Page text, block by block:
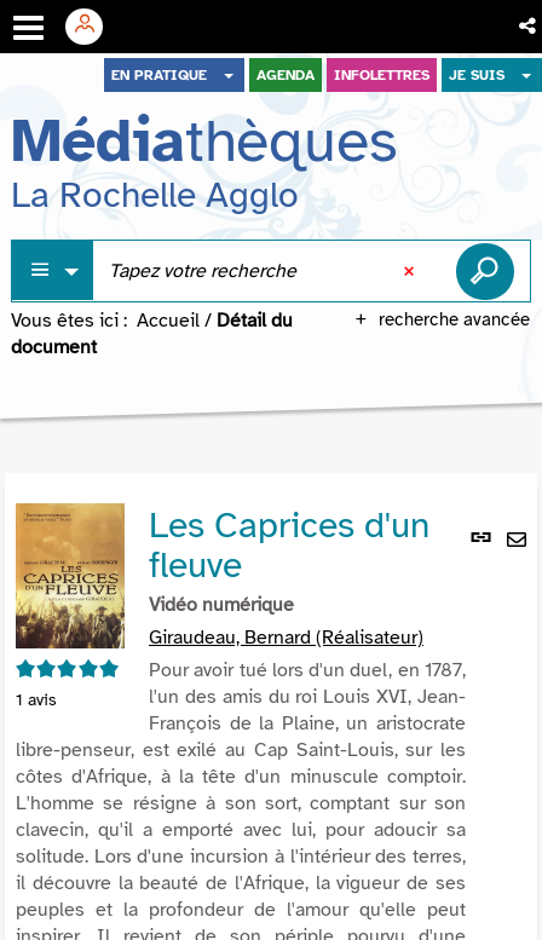
menu
contenu
recherche
EN PRATIQUE AGENDA INFOLETTRES JE SUIS
Médiathèques
La Rochelle Agglo
recherche avancée
Vous êtes ici : Accueil / Détail du
document
Lien
5/5
1 avis
Les Caprices d'un
fleuve
Vidéo numérique
Giraudeau, Bernard (Réalisateur)
Pour avoir tué lors d'un duel, en 1787,
l'un des amis du roi Louis XVI, Jean-
François de la Plaine, un aristocrate
libre-penseur, est exilé au Cap Saint-Louis, sur les
côtes d'Afrique, à la tête d'un minuscule comptoir.
L'homme se résigne à son sort, comptant sur son
clavecin, qu'il a emporté avec lui, pour adoucir sa
solitude. Lors d'une incursion à l'intérieur des terres,
il découvre la beauté de l'Afrique, la vigueur de ses
peuples et la profondeur de l'amour qu'elle peut